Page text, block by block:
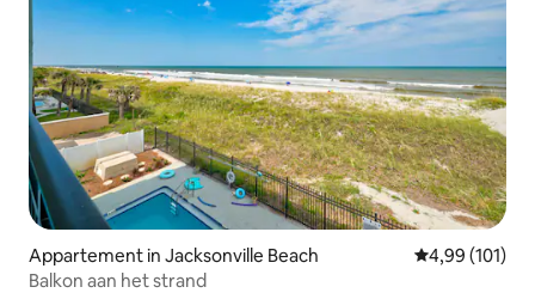
Appartement in Jacksonville Beach Gemiddelde
4,99 (101)
Balkon aan het strand